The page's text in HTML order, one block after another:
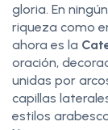
gloria. En
riqueza como
ahora es la
oración,
unidas por
capillas
estilos